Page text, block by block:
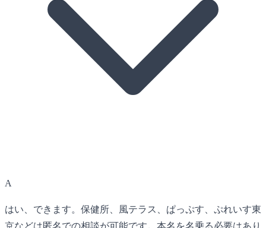
A
はい、できます。保健所、風テラス、ぱっぷす、ぷれいす東
京などは匿名での相談が可能です。本名を名乗る必要はあり